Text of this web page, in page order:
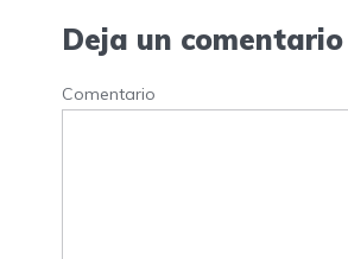
Deja un comentario
Comentario